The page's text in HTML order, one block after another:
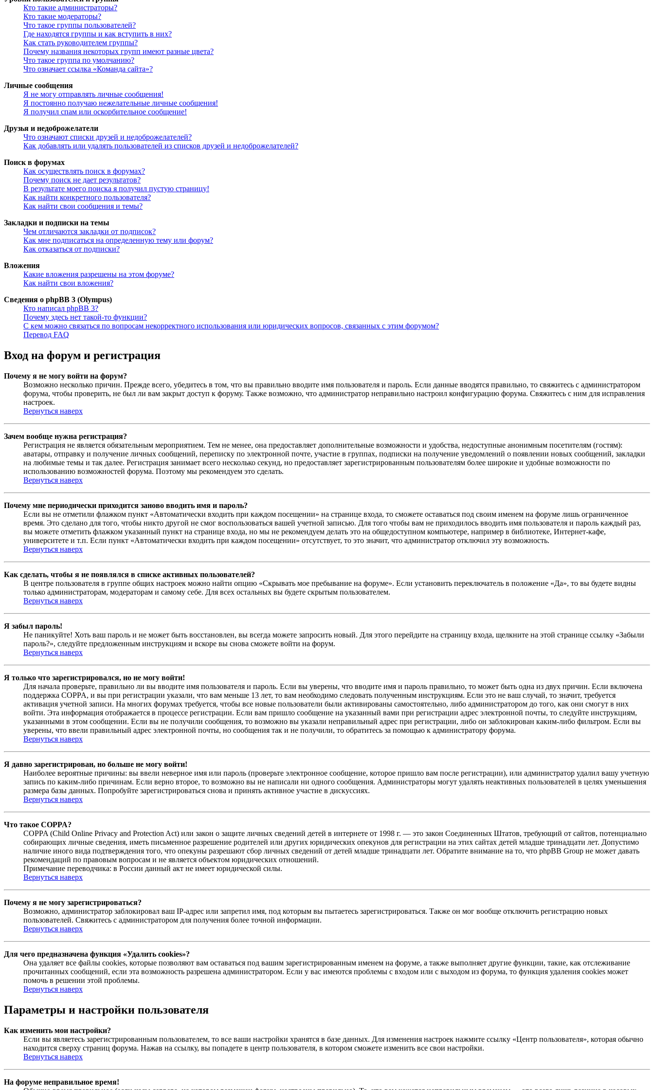
Кто такие администраторы?
Кто такие модераторы?
Что такое группы пользователей?
Где находятся группы и как вступить в них?
Как стать руководителем группы?
Почему названия некоторых групп имеют разные цвета?
Что такое группа по умолчанию?
Что означает ссылка «Команда сайта»?
Личные сообщения
Я не могу отправлять личные сообщения!
Я постоянно получаю нежелательные личные сообщения!
Я получил спам или оскорбительное сообщение!
Друзья и недоброжелатели
Что означают списки друзей и недоброжелателей?
Как добавлять или удалять пользователей из списков друзей и недоброжелателей?
Поиск в форумах
Как осуществлять поиск в форумах?
Почему поиск не дает результатов?
В результате моего поиска я получил пустую страницу!
Как найти конкретного пользователя?
Как найти свои сообщения и темы?
Закладки и подписки на темы
Чем отличаются закладки от подписок?
Как мне подписаться на определенную тему или форум?
Как отказаться от подписки?
Вложения
Какие вложения разрешены на этом форуме?
Как найти свои вложения?
Сведения о phpBB 3 (Olympus)
Кто написал phpBB 3?
Почему здесь нет такой-то функции?
С кем можно связаться по вопросам некорректного использования или юридических вопросов, связанных с этим форумом?
Перевод FAQ
Вход на форум и регистрация
Почему я не могу войти на форум?
Возможно несколько причин. Прежде всего, убедитесь в том, что вы правильно вводите имя пользователя и пароль. Если данные вводятся правильно, то свяжитесь с администратором
форума, чтобы проверить, не был ли вам закрыт доступ к форуму. Также возможно, что администратор неправильно настроил конфигурацию форума. Свяжитесь с ним для исправления
настроек.
Вернуться наверх
Зачем вообще нужна регистрация?
Регистрация не является обязательным мероприятием. Тем не менее, она предоставляет дополнительные возможности и удобства, недоступные анонимным посетителям (гостям):
аватары, отправку и получение личных сообщений, переписку по электронной почте, участие в группах, подписки на получение уведомлений о появлении новых сообщений, закладки
на любимые темы и так далее. Регистрация занимает всего несколько секунд, но предоставляет зарегистрированным пользователям более широкие и удобные возможности по
использованию возможностей форума. Поэтому мы рекомендуем это сделать.
Вернуться наверх
Почему мне периодически приходится заново вводить имя и пароль?
Если вы не отметили флажком пункт «Автоматически входить при каждом посещении» на странице входа, то сможете оставаться под своим именем на форуме лишь ограниченное
время. Это сделано для того, чтобы никто другой не смог воспользоваться вашей учетной записью. Для того чтобы вам не приходилось вводить имя пользователя и пароль каждый раз,
вы можете отметить флажком указанный пункт на странице входа, но мы не рекомендуем делать это на общедоступном компьютере, например в библиотеке, Интернет-кафе,
университете и т.п. Если пункт «Автоматически входить при каждом посещении» отсутствует, то это значит, что администратор отключил эту возможность.
Вернуться наверх
Как сделать, чтобы я не появлялся в списке активных пользователей?
В центре пользователя в группе общих настроек можно найти опцию «Скрывать мое пребывание на форуме». Если установить переключатель в положение «Да», то вы будете видны
только администраторам, модераторам и самому себе. Для всех остальных вы будете скрытым пользователем.
Вернуться наверх
Я забыл пароль!
Не паникуйте! Хоть ваш пароль и не может быть восстановлен, вы всегда можете запросить новый. Для этого перейдите на страницу входа, щелкните на этой странице ссылку «Забыли
пароль?», следуйте предложенным инструкциям и вскоре вы снова сможете войти на форум.
Вернуться наверх
Я только что зарегистрировался, но не могу войти!
Для начала проверьте, правильно ли вы вводите имя пользователя и пароль. Если вы уверены, что вводите имя и пароль правильно, то может быть одна из двух причин. Если включена
поддержка COPPA, и вы при регистрации указали, что вам меньше 13 лет, то вам необходимо следовать полученным инструкциям. Если это не ваш случай, то значит, требуется
активация учетной записи. На многих форумах требуется, чтобы все новые пользователи были активированы самостоятельно, либо администратором до того, как они смогут в них
войти. Эта информация отображается в процессе регистрации. Если вам пришло сообщение на указанный вами при регистрации адрес электронной почты, то следуйте инструкциям,
указанными в этом сообщении. Если вы не получили сообщения, то возможно вы указали неправильный адрес при регистрации, либо он заблокирован каким-либо фильтром. Если вы
уверены, что ввели правильный адрес электронной почты, но сообщения так и не получили, то обратитесь за помощью к администратору форума.
Вернуться наверх
Я давно зарегистрирован, но больше не могу войти!
Наиболее вероятные причины: вы ввели неверное имя или пароль (проверьте электронное сообщение, которое пришло вам после регистрации), или администратор удалил вашу учетную
запись по каким-либо причинам. Если верно второе, то возможно вы не написали ни одного сообщения. Администраторы могут удалять неактивных пользователей в целях уменьшения
размера базы данных. Попробуйте зарегистрироваться снова и принять активное участие в дискуссиях.
Вернуться наверх
Что такое COPPA?
COPPA (Child Online Privacy and Protection Act) или закон о защите личных сведений детей в интернете от 1998 г. — это закон Соединенных Штатов, требующий от сайтов, потенциально
собирающих личные сведения, иметь письменное разрешение родителей или других юридических опекунов для регистрации на этих сайтах детей младше тринадцати лет. Допустимо
наличие иного вида подтверждения того, что опекуны разрешают сбор личных сведений от детей младше тринадцати лет. Обратите внимание на то, что phpBB Group не может давать
рекомендаций по правовым вопросам и не является объектом юридических отношений.
Примечание переводчика: в России данный акт не имеет юридической силы.
Вернуться наверх
Почему я не могу зарегистрироваться?
Возможно, администратор заблокировал ваш IP-адрес или запретил имя, под которым вы пытаетесь зарегистрироваться. Также он мог вообще отключить регистрацию новых
пользователей. Свяжитесь с администратором для получения более точной информации.
Вернуться наверх
Для чего предназначена функция «Удалить cookies»?
Она удаляет все файлы cookies, которые позволяют вам оставаться под вашим зарегистрированным именем на форуме, а также выполняет другие функции, такие, как отслеживание
прочитанных сообщений, если эта возможность разрешена администратором. Если у вас имеются проблемы с входом или с выходом из форума, то функция удаления cookies может
помочь в решении этой проблемы.
Вернуться наверх
Параметры и настройки пользователя
Как изменить мои настройки?
Если вы являетесь зарегистрированным пользователем, то все ваши настройки хранятся в базе данных. Для изменения настроек нажмите ссылку «Центр пользователя», которая обычно
находится сверху страниц форума. Нажав на ссылку, вы попадете в центр пользователя, в котором сможете изменить все свои настройки.
Вернуться наверх
На форуме неправильное время!